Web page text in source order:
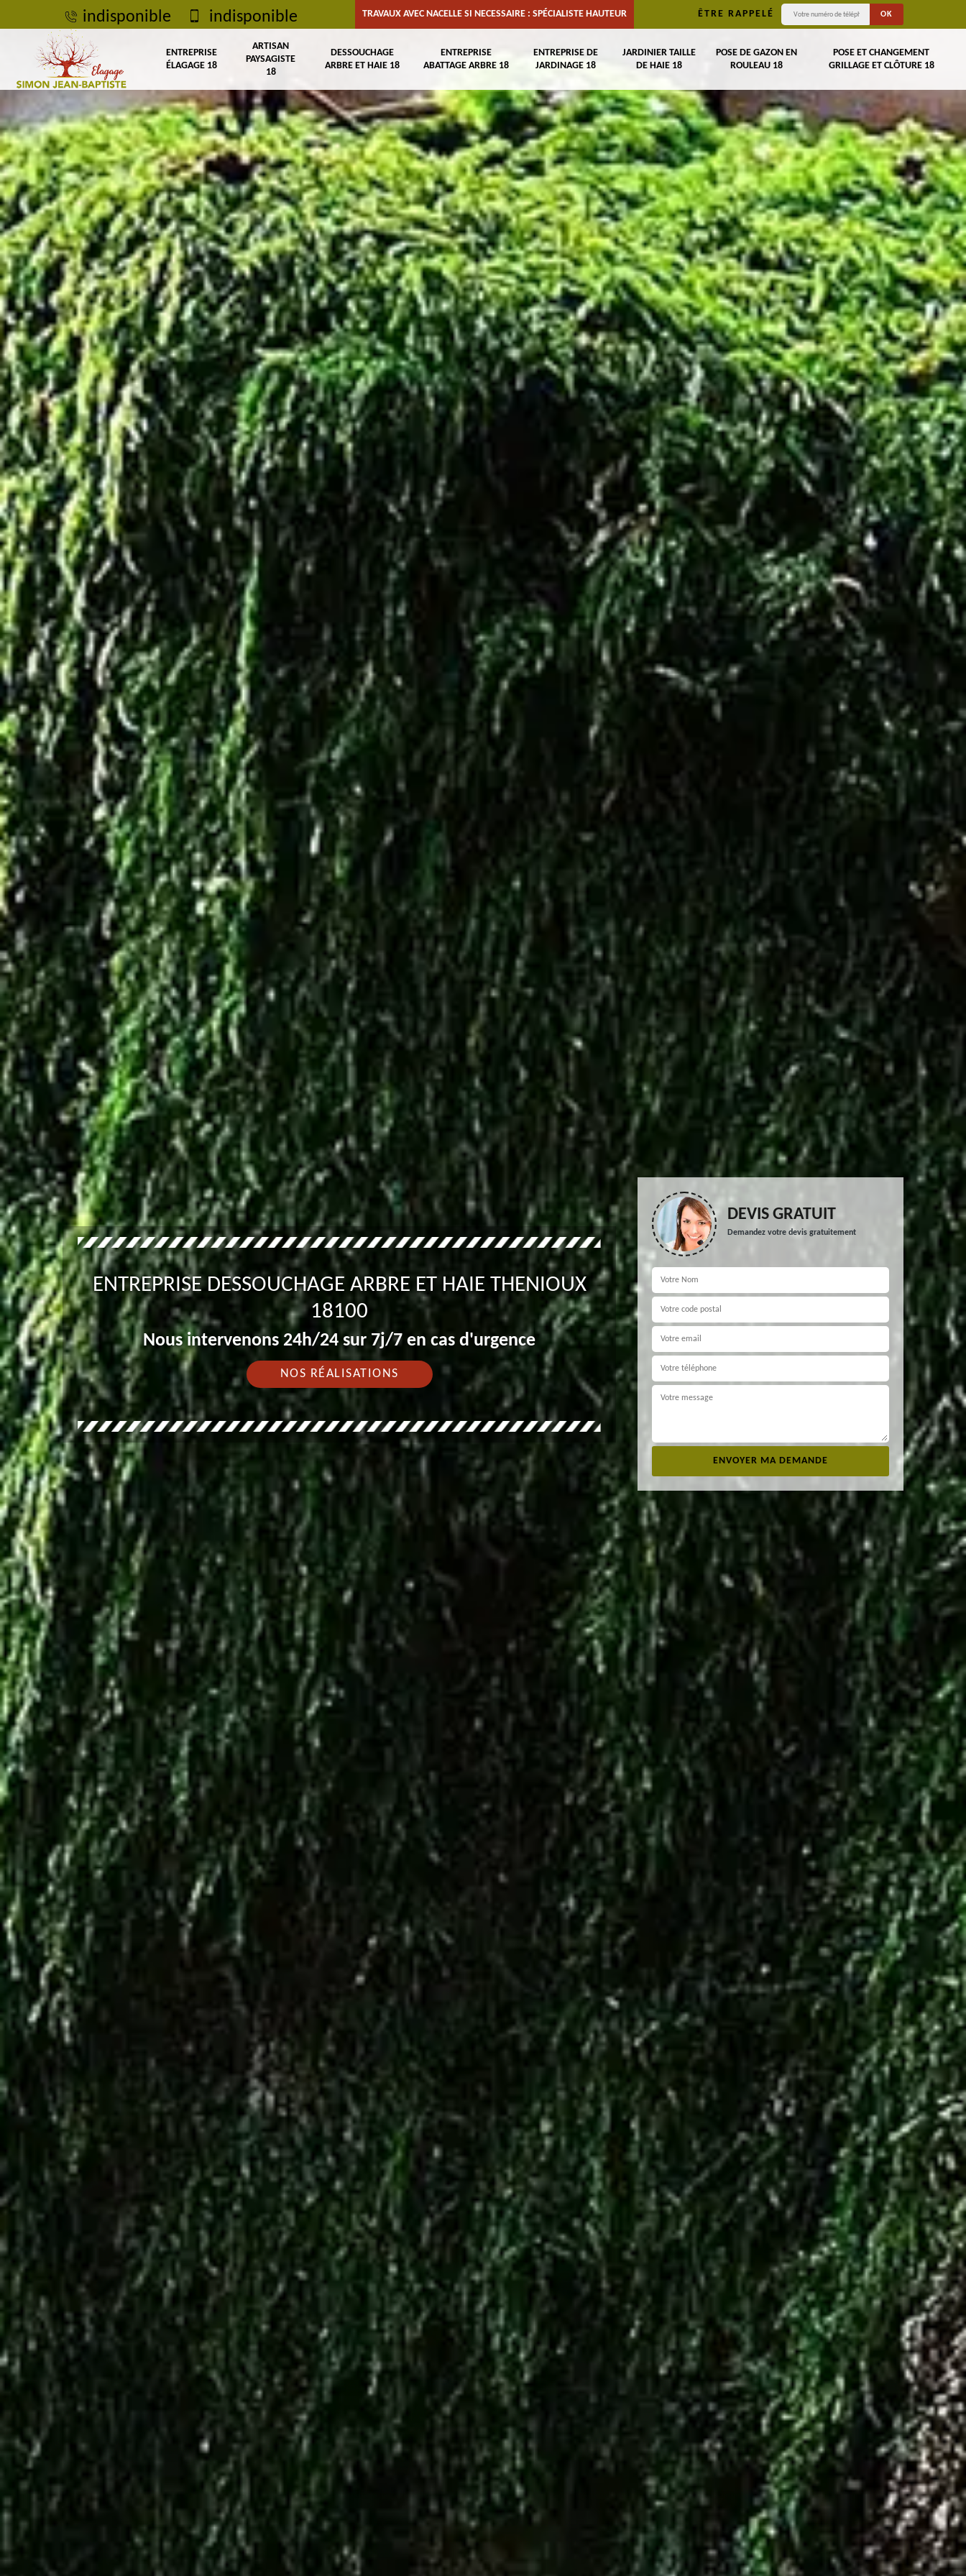
indisponible indisponible TRAVAUX AVEC NACELLE SI NECESSAIRE : SPÉCIALISTE HAUTEUR ÊTRE RAPPELÉ
ENTREPRISE
ÉLAGAGE 18
ARTISAN
PAYSAGISTE
18
DESSOUCHAGE
ARBRE ET HAIE 18
ENTREPRISE
ABATTAGE ARBRE 18
ENTREPRISE DE
JARDINAGE 18
JARDINIER TAILLE
DE HAIE 18
POSE DE GAZON EN
ROULEAU 18
POSE ET CHANGEMENT
GRILLAGE ET CLÔTURE 18
ENTREPRISE DESSOUCHAGE ARBRE ET HAIE THENIOUX
18100
Nous intervenons 24h/24 sur 7j/7 en cas d'urgence
NOS RÉALISATIONS
DEVIS GRATUIT
Demandez votre devis gratuitement